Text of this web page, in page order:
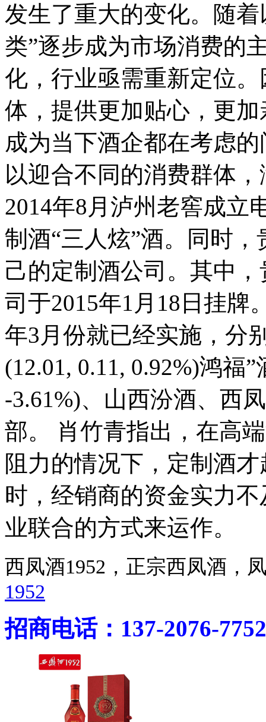
发生了重大的变化。随
类”逐步成为市场消费的
化，行业亟需重新定位
体，提供更加贴心，更
成为当下酒企都在考虑
以迎合不同的消费群体
2014年8月泸州老窖成立
制酒“三人炫”酒。同时
己的定制酒公司。其中
司于2015年1月18日挂牌
年3月份就已经实施，分
(12.01, 0.11, 0.92%)鸿福
-3.61%)、山西汾酒、西
部。 肖竹青指出，在高
阻力的情况下，定制酒
时，经销商的资金实力
业联合的方式来运作。
西凤酒1952，正宗西凤酒
1952
招商电话：137-2076-7752